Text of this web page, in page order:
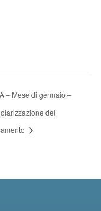
– Mese di gennaio –
del